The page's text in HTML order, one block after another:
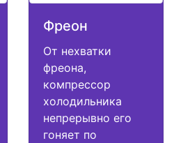
Фреон
От нехватки
фреона,
компрессор
холодильника
непрерывно его
гоняет по